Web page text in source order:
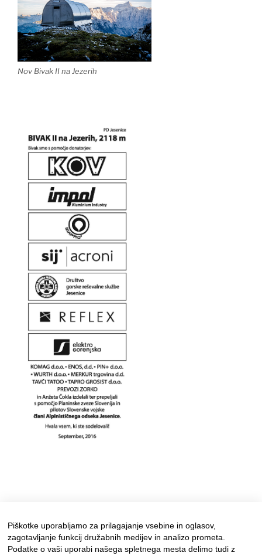
Nov Bivak II na Jezerih
Piškotke uporabljamo za prilagajanje vsebine in oglasov,
zagotavljanje funkcij družabnih medijev in analizo prometa.
Podatke o vaši uporabi našega spletnega mesta delimo tudi z